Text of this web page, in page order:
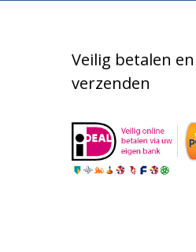
Veilig betalen en
verzenden